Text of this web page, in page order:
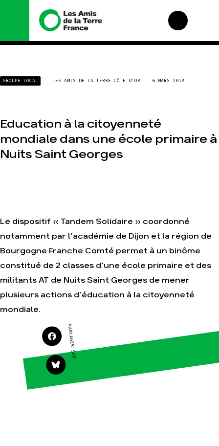
Nous connaître
Histoire
méthodes
Valeurs
Équipes et
fonctionnement
Mode : une tendance
destructrice
Agir
Faire un don
S'engager sur le
campagnes
Transmettre tout ou
partie de son
patrimoine
Télécharger
gratuitement les
guides éco-citoyens
Nos
thématiques
Climat – Énergie
GROUPE LOCAL LES AMIS DE LA TERRE CÔTE D'OR 6 MARS 2018
Education à la citoyenneté
mondiale dans une école primaire à
Nuits Saint Georges
Le dispositif « Tandem Solidaire » coordonné
notamment par l’académie de Dijon et la région de
Bourgogne Franche Comté permet à un binôme
constitué de 2 classes d’une école primaire et des
militants AT de Nuits Saint Georges de mener
plusieurs actions d’éducation à la citoyenneté
mondiale.
PARTAGER SUR